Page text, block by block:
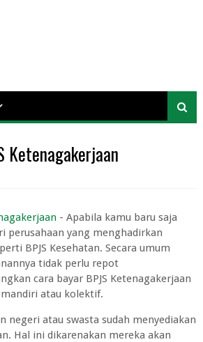
Ketenagakerjaan
- Apabila kamu baru saja
perusahaan yang menghadirkan
BPJS Kesehatan. Secara umum
tidak perlu repot
cara bayar BPJS Ketenagakerjaan
atau kolektif.
negeri atau swasta sudah menyediakan
Hal ini dikarenakan mereka akan